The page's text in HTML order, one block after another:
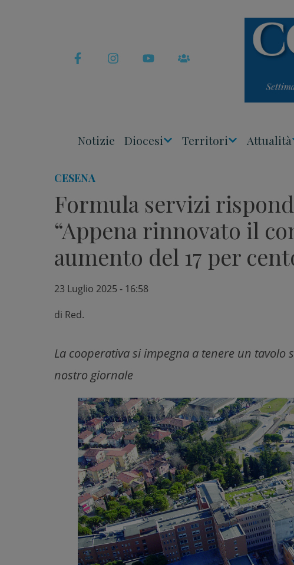
Notizie Diocesi Territori Attualità
CESENA
Formula servizi
“Appena rinnovato il
aumento del 17 per
23 Luglio 2025 - 16:58
di Red.
La cooperativa si impegna a tenere un tavolo
nostro giornale